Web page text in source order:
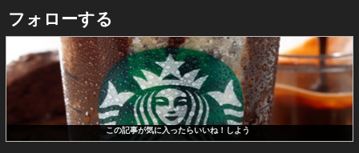
フォローする
この記事が気に入ったらいいね！しよう